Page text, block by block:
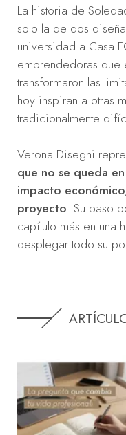
La historia de
solo la de dos
universidad a Casa
emprendedoras
transformaron las
hoy inspiran a otras
tradicionalmente
Verona Disegni
que no se queda
impacto
proyecto. Su paso
capítulo más en una
desplegar todo su